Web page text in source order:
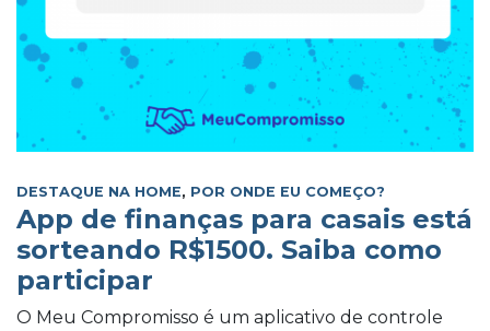
DESTAQUE NA HOME, POR ONDE EU COMEÇO?
App de finanças para casais está
sorteando R$1500. Saiba como
participar
O Meu Compromisso é um aplicativo de controle